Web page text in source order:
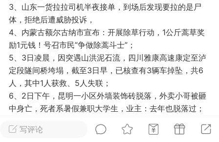
建术
DRYY面膜 微晶溶斑术
爆款平台 Lv.8 靓号
加盟商
26 23:18
电脑端 美业资讯
闪充小白罐
本/双效闪充，养出紧致小白脸！一、项
充小白罐 = 闪充大白肌（仪器）× 草本
产品）×极光嫩肤啫喱（产品）这是一套
护...写评论
3、山东一货拉拉司机半夜接单，到场后发现要拉的是尸
体，拒绝后遭威胁投诉，
4、内蒙古额尔古纳市宣布：开展除草行动，1公斤蒿草奖
励1元钱！号召市民”争做除蒿斗士”；
5、3日凌晨，因突遇山洪泥石流，四川雅康高速康定至泸
定段隧间桥垮塌，截至3日早，已核查有3辆车掉坠，共6
人，其中1人获救、5人失联；
6、2日下午，昆明一小区外墙装饰砖脱落，外卖小哥被砸
中身亡，死者系暑假兼职大学生，业主：去年也脱落过；
7、昆明公积金新规：二套住房最低首付款比例为20%，多
子女家庭贷款额度最高上浮30%；